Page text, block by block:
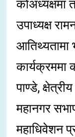
कोअध्यक्षमा
उपाध्यक्ष
कार्यक्रममा
पाण्डे,
महानगर
महाधिवेशन